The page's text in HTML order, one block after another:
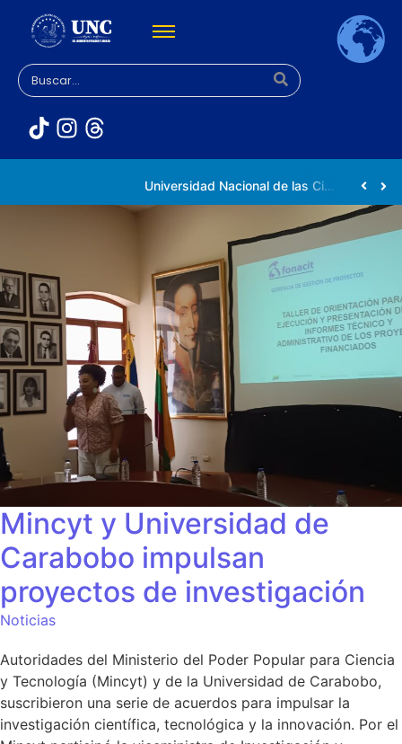
Universidad Nacional de las Ciencias impulsa vocaciones científicas en la Expoferia de Oportunidades de Estudio 2026
Mincyt y Universidad de
Carabobo impulsan
proyectos de investigación
Noticias
Autoridades del Ministerio del Poder Popular para Ciencia
y Tecnología (Mincyt) y de la Universidad de Carabobo,
suscribieron una serie de acuerdos para impulsar la
investigación científica, tecnológica y la innovación. Por el